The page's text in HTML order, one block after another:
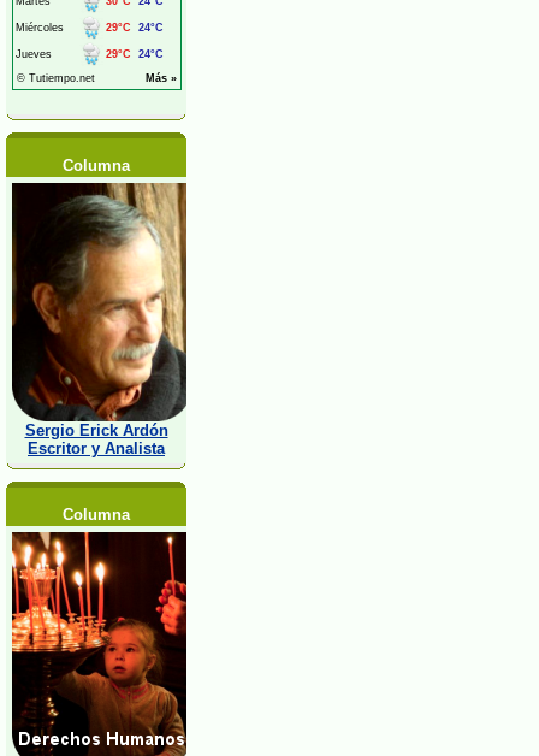
Columna
Sergio Erick Ardón
Escritor y Analista
Columna